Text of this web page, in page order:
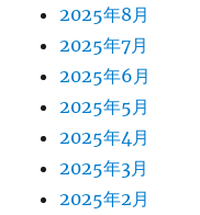
2025年8月
2025年7月
2025年6月
2025年5月
2025年4月
2025年3月
2025年2月